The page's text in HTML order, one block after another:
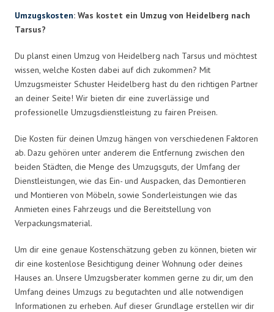
Umzugskosten: Was kostet ein Umzug von Heidelberg nach
Tarsus?
Du planst einen Umzug von Heidelberg nach Tarsus und möchtest
wissen, welche Kosten dabei auf dich zukommen? Mit
Umzugsmeister Schuster Heidelberg hast du den richtigen Partner
an deiner Seite! Wir bieten dir eine zuverlässige und
professionelle Umzugsdienstleistung zu fairen Preisen.
Die Kosten für deinen Umzug hängen von verschiedenen Faktoren
ab. Dazu gehören unter anderem die Entfernung zwischen den
beiden Städten, die Menge des Umzugsguts, der Umfang der
Dienstleistungen, wie das Ein- und Auspacken, das Demontieren
und Montieren von Möbeln, sowie Sonderleistungen wie das
Anmieten eines Fahrzeugs und die Bereitstellung von
Verpackungsmaterial.
Um dir eine genaue Kostenschätzung geben zu können, bieten wir
dir eine kostenlose Besichtigung deiner Wohnung oder deines
Hauses an. Unsere Umzugsberater kommen gerne zu dir, um den
Umfang deines Umzugs zu begutachten und alle notwendigen
Informationen zu erheben. Auf dieser Grundlage erstellen wir dir